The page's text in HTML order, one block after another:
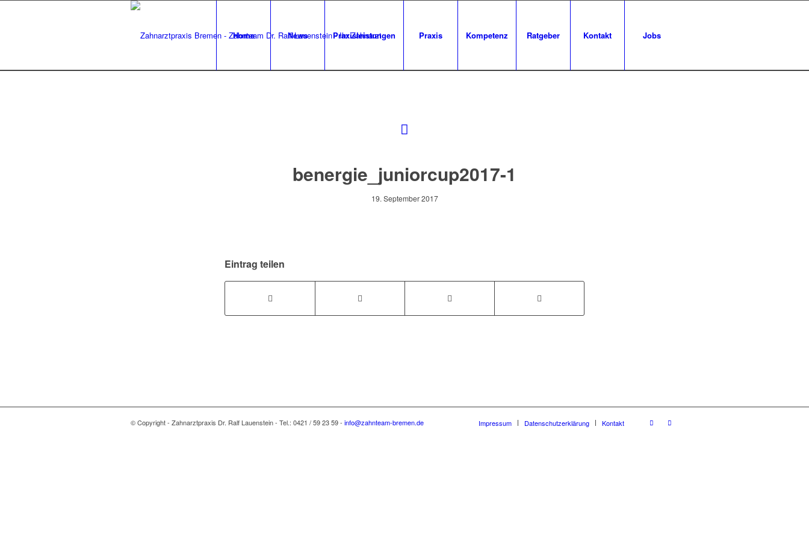
Home News Praxisleistungen Praxis Kompetenz Ratgeber Kontakt Jobs
benergie_juniorcup2017-1
19. September 2017
Eintrag teilen
© Copyright - Zahnarztpraxis Dr. Ralf Lauenstein - Tel.: 0421 / 59 23 59 - info@zahnteam-bremen.de Impressum Datenschutzerklärung Kontakt